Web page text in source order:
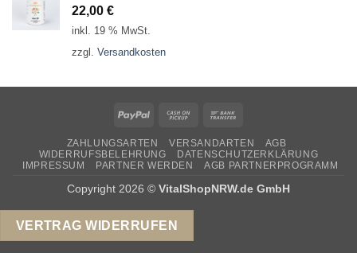
22,00 €
inkl. 19 % MwSt.
zzgl. Versandkosten
PayPal
Cash
Pickup
ZAHLUNGSARTEN VERSANDARTEN
AGB
WIDERRUFSBELEHRUNG
DATENSCHUTZERKLÄRUNG
IMPRESSUM
PARTNER WERDEN AGB PARTNERPROGRAMM
Copyright 2026 © VitalShopNRW.de GmbH
VERTRAG WIDERRUFEN